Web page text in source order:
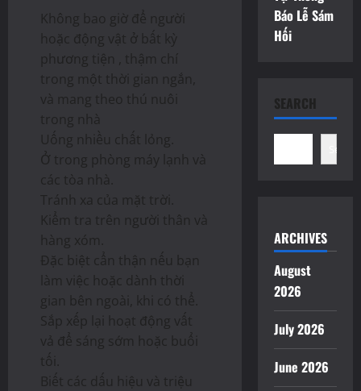
Không bao giờ để người
hoặc động vật ở bất kỳ
phương tiện , thậm chí
trong một thời gian ngắn,
và mang theo thú nuôi
trong nhà
Uống nhiều chất lỏng.
Ở trong phòng máy lạnh và
các tòa nhà.
Tránh xa của mặt trời.
Kiểm tra trên người thân và
hàng xóm.
Đặc biệt cẩn thận nếu bạn
làm việc hoặc dành thời
gian bên ngoài, khi có thể.
Sắp xếp lại hoạt động vất
vả để sáng sớm hoặc buổi
tối.
Biết các dấu hiệu và triệu
Báo Lễ Sám
Hối
SEARCH
Search
ARCHIVES
August
2026
July 2026
June 2026